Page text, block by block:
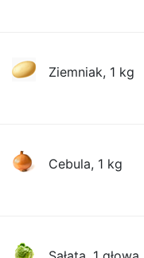
Ziemniak, 1 kg
Cebula, 1 kg